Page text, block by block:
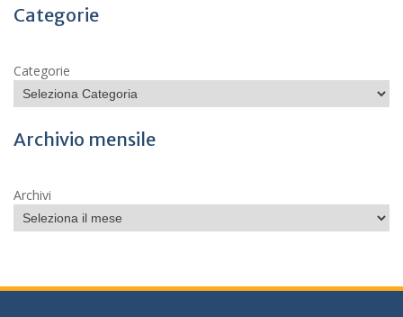
Categorie
Categorie
Archivio mensile
Archivi